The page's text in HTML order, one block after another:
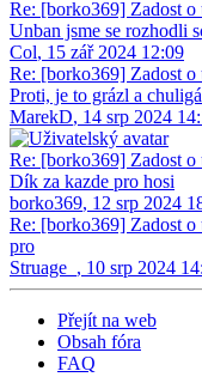
Re: [borko369] Zadost o
Unban jsme se rozhodli
Col, 15 zář 2024 12:09
Re: [borko369] Zadost o
Proti, je to grázl a
MarekD, 14 srp 2024
Re: [borko369] Zadost o
Dík za kazde pro hosi
borko369, 12 srp 2024
Re: [borko369] Zadost o
pro
Struage_ , 10 srp 2024
Přejít na web
Obsah fóra
FAQ